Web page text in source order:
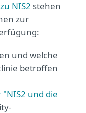
NIS2 stehen
zur
und welche
betroffen
und die